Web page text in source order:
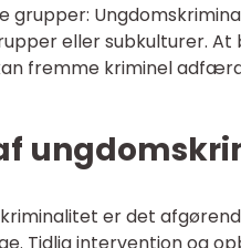
grupper:
eller subkulturer. At
fremme kriminel
er det
Tidlig intervention og